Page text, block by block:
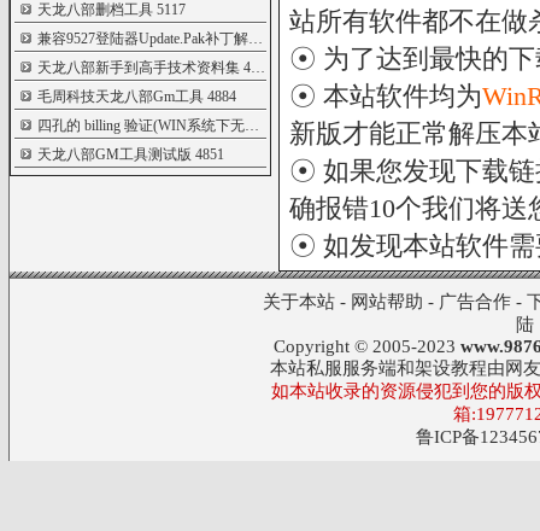
天龙八部删档工具5117
兼容9527登陆器Update.Pak补丁解包打包器
5058
天龙八部新手到高手技术资料集4937
毛周科技天龙八部Gm工具4884
四孔的 billing 验证(WIN系统下无限制版)
4882
天龙八部GM工具测试版 4851
站所有软件都不在做
☉ 为了达到最快的
☉ 本站软件均为
新版才能正常解压本
☉ 如果您发现下载链
确报错10个我们将送
☉ 如发现本站软件
关于本站- 网站帮助 - 广告合作-
陆
Copyright © 2005-2023
本站私服服务端和架设教程由网
如本站收录的资源侵犯到您的版
箱
鲁ICP备